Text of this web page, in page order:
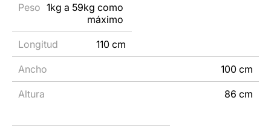
1kg a 59kg como
máximo
110 cm
100 cm
86 cm